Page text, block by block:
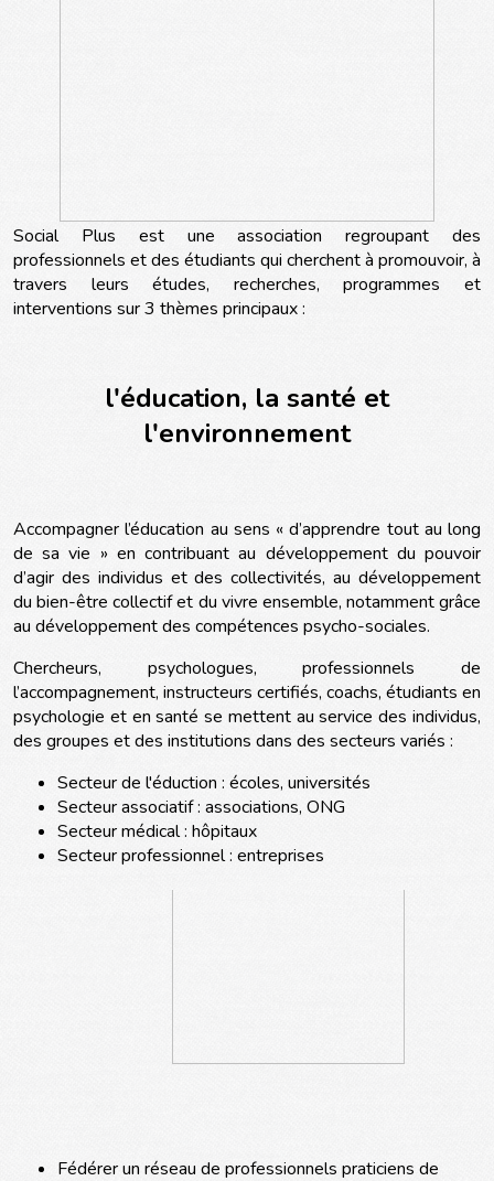
Social Plus est une association regroupant des
professionnels et des étudiants qui cherchent à promouvoir, à
travers leurs études, recherches, programmes et
interventions sur 3 thèmes principaux :
l'éducation, la santé et
l'environnement
Accompagner l’éducation au sens « d’apprendre tout au long
de sa vie » en contribuant au développement du pouvoir
d’agir des individus et des collectivités, au développement
du bien-être collectif et du vivre ensemble, notamment grâce
au développement des compétences psycho-sociales.
Chercheurs, psychologues, professionnels de
l’accompagnement, instructeurs certifiés, coachs, étudiants en
psychologie et en santé se mettent au service des individus,
des groupes et des institutions dans des secteurs variés :
Secteur de l'éduction : écoles, universités
Secteur associatif : associations, ONG
Secteur médical : hôpitaux
Secteur professionnel : entreprises
Fédérer un réseau de professionnels praticiens de